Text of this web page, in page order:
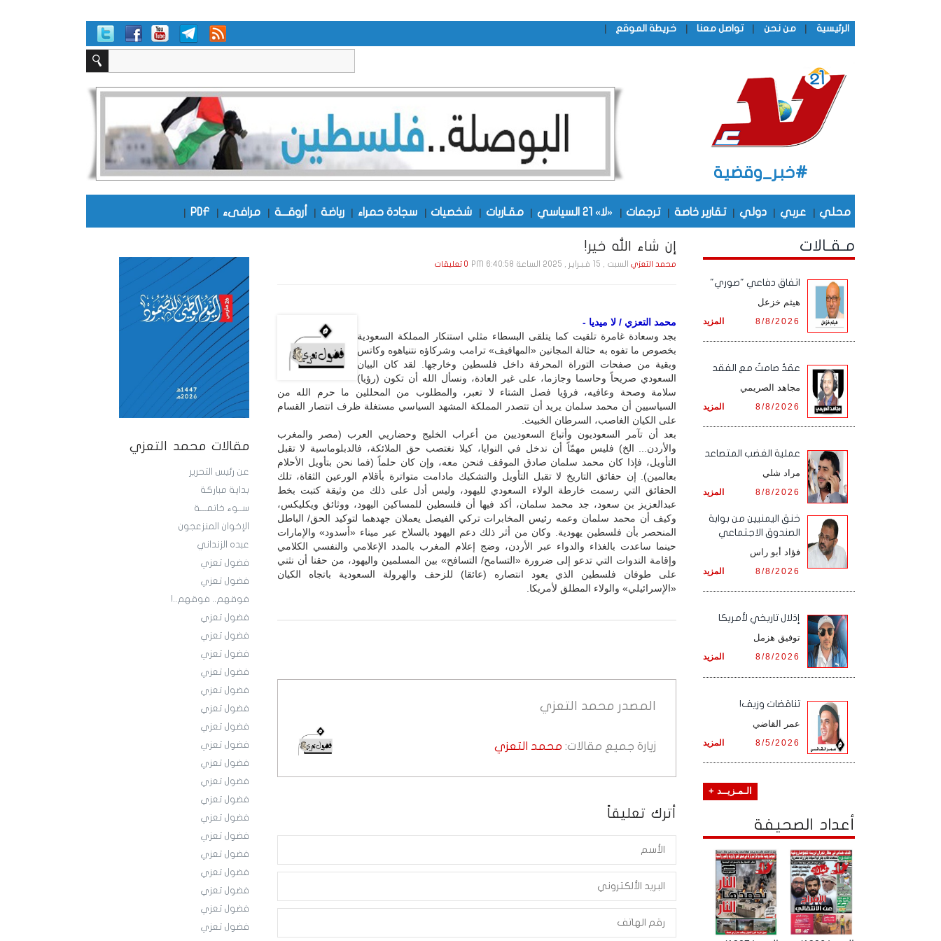
الرئيسية | من نحن | تواصل معنا | خريطة الموقع |
#خبر_وقضية
محلي | عربي | دولي | تقارير خاصة | ترجمات | «لا» 21 السياسي | مقـاربات | شخصيات | سجادة حمراء | رياضة | أروقـــة | مرافىء |
PDF
|
مقالات محمد التعزي
عن رئيس التحرير
بداية مباركة
ســوء خاتمـــة
الإخوان المنزعجون
عبده الزنداني
فضول تعزي
فضول تعزي
فوقهم.. فوقهم..!
فضول تعزي
فضول تعزي
فضول تعزي
فضول تعزي
فضول تعزي
فضول تعزي
فضول تعزي
فضول تعزي
فضول تعزي
فضول تعزي
فضول تعزي
فضول تعزي
فضول تعزي
فضول تعزي
فضول تعزي
فضول تعزي
فضول تعزي
فضول تعزي
إن شاء الله خير!
محمد التعزيالسبت , 15 فـبـرايـر , 2025 الساعة 6:40:58 PM 0 تعليقات
محمد التعزي / لا ميديا -
بجد وسعادة غامرة تلقيت كما يتلقى البسطاء مثلي استنكار المملكة السعودية
بخصوص ما تفوه به حثالة المجانين «المهافيف» ترامب وشركاؤه نتنياهوه وكاتس
وبقية من صفحات التوراة المحرفة داخل فلسطين وخارجها. لقد كان البيان
السعودي صريحاً وحاسما وجازما، على غير العادة، ونسأل الله أن تكون (رؤيا)
سلامة وصحة وعافيه، فرؤيا فصل الشتاء لا تعبر، والمطلوب من المحللين ما حرم الله من
السياسيين أن محمد سلمان يريد أن تتصدر المملكة المشهد السياسي مستغلة ظرف انتصار القسام
على الكيان الغاصب، السرطان الخبيث.
بعد أن تآمر السعوديون وأتباع السعوديين من أعراب الخليج وحضاريي العرب (مصر والمغرب
والأردن... الخ) فليس مهمّاً أن ندخل في النوايا، كيلا نغتصب حق الملائكة، فالدبلوماسية لا تقبل
التأويل، فإذا كان محمد سلمان صادق الموقف فنحن معه، وإن كان حلماً (فما نحن بتأويل الأحلام
بعالمين). إن حقائق التاريخ لا تقبل التأويل والتشكيك مادامت متواترة بأقلام الورعين الثقاة، تلك
الحقائق التي رسمت خارطة الولاء السعودي لليهود، وليس أدل على ذلك من وثيقة كتبت بخط
عبدالعزيز بن سعود، جد محمد سلمان، أكد فيها أن فلسطين للمساكين اليهود، ووثائق ويكليكس،
وكيف أن محمد سلمان وعمه رئيس المخابرات تركي الفيصل يعملان جهدهما لتوكيد الحق/ الباطل
المنحصر بأن فلسطين يهودية. وكان من أثر ذلك دعم اليهود بالسلاح عبر میناء «أسدود» والإمارات
حينما ساعدت بالغذاء والدواء عبر الأردن، وضج إعلام المغرب بالمدد الإعلامي والنفسي الكلامي
وإقامة الندوات التي تدعو إلى ضرورة «التسامح/ التسافح» بين المسلمين واليهود، من حقنا أن نثني
على طوفان فلسطين الذي يعود انتصاره (عائقا) للزحف والهرولة السعودية باتجاه الكيان
«الإسرائيلي» والولاء المطلق لأمريكا.
المصدر محمد التعزي
زيارة جميع مقالات: محمد التعزي
أترك تعليقاً
مـقـالات
اتفاق دفاعي "صوري"
هيثم خزعل
المزيد 8/8/2026
عقدٌ صامتٌ مع الفقد
مجاهد الصريمي
المزيد 8/8/2026
‏عملية الغضب المتصاعد
مراد شلي
المزيد 8/8/2026
خنق اليمنيين من بوابة
الصندوق الاجتماعي
فؤاد أبو راس
المزيد 8/8/2026
إذلال تاريخي لأمريكا
توفيق هزمل
المزيد 8/8/2026
تناقضات وزيف!
عمر القاضي
المزيد 8/5/2026
الـمـزيــد +
أعداد الصحيفة